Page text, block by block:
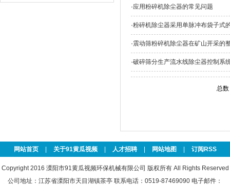
·应用粉碎机除尘器的常见问题
·粉碎机除尘器采用单脉冲布袋子式
·震动筛粉碎机除尘器在矿山开采的
·破碎筛分生产流水线除尘器控制系
总数
网站首页 关于91黄瓜视频 人才招聘 网站地图 订阅RSS
Copyright 2016 溧阳市91黄瓜视频环保机械有限公司 版权所有 All Rights Reserved
公司地址：江苏省溧阳市天目湖镇茶亭 联系电话：0519-87469090 电子邮件：